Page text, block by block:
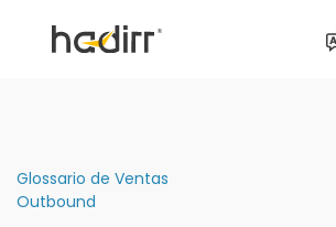
Glossario de Ventas
Outbound